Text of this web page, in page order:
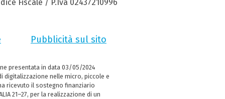
Fiscale / P.Iva 02437210996
Pubblicità sul sito
presentata in data 03/05/2024
digitalizzazione nelle micro, piccole e
ricevuto il sostegno finanziario
21–27, per la realizzazione di un